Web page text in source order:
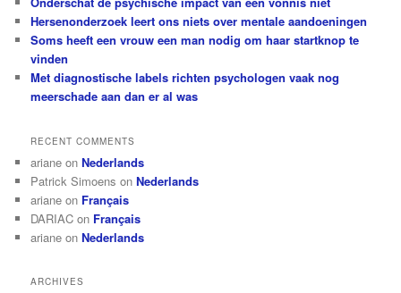
Hersenonderzoek leert ons niets over mentale aandoeningen
Soms heeft een vrouw een man nodig om haar startknop te
vinden
Met diagnostische labels richten psychologen vaak nog
meerschade aan dan er al was
RECENT COMMENTS
ariane onNederlands
Patrick Simoens onNederlands
ariane on Français
DARIAC on Français
ariane onNederlands
ARCHIVES